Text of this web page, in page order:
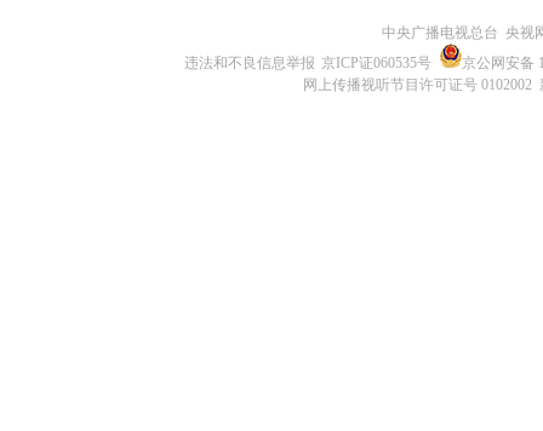
中央广播电视总台 央视
违法和不良信息举报 京ICP证060535号
京公网安备
网上传播视听节目许可证号 0102002